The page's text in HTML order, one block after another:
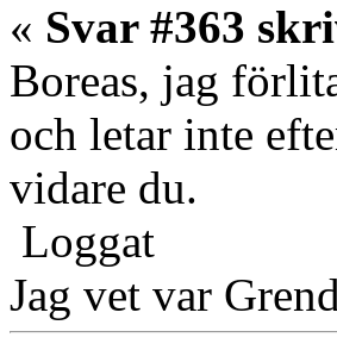
« Svar #363
Boreas, jag
och letar inte
vidare du.
Loggat
Jag vet var